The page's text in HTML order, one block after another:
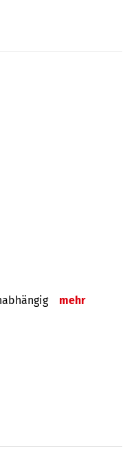
mehr